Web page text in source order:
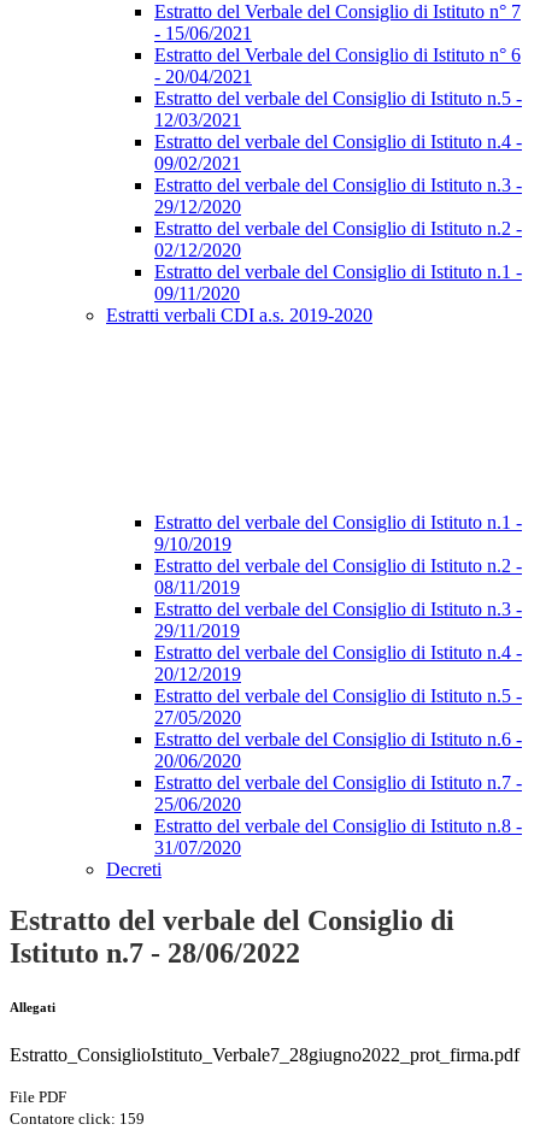
Estratto del Verbale del Consiglio di Istituto n° 7
- 15/06/2021
Estratto del Verbale del Consiglio di Istituto n° 6
- 20/04/2021
Estratto del verbale del Consiglio di Istituto n.5 -
12/03/2021
Estratto del verbale del Consiglio di Istituto n.4 -
09/02/2021
Estratto del verbale del Consiglio di Istituto n.3 -
29/12/2020
Estratto del verbale del Consiglio di Istituto n.2 -
02/12/2020
Estratto del verbale del Consiglio di Istituto n.1 -
09/11/2020
Estratti verbali CDI a.s. 2019-2020
Estratto del verbale del Consiglio di Istituto n.1 -
9/10/2019
Estratto del verbale del Consiglio di Istituto n.2 -
08/11/2019
Estratto del verbale del Consiglio di Istituto n.3 -
29/11/2019
Estratto del verbale del Consiglio di Istituto n.4 -
20/12/2019
Estratto del verbale del Consiglio di Istituto n.5 -
27/05/2020
Estratto del verbale del Consiglio di Istituto n.6 -
20/06/2020
Estratto del verbale del Consiglio di Istituto n.7 -
25/06/2020
Estratto del verbale del Consiglio di Istituto n.8 -
31/07/2020
Decreti
Estratto del verbale del Consiglio di
Istituto n.7 - 28/06/2022
Allegati
Estratto_ConsiglioIstituto_Verbale7_28giugno2022_prot_firma.pdf
File PDF
Contatore click: 159